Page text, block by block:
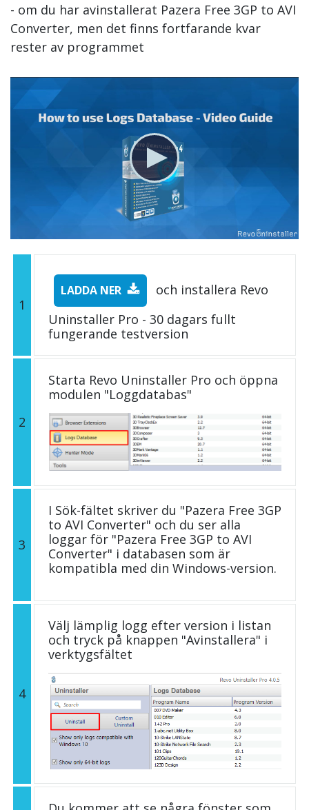
- om du har avinstallerat Pazera Free 3GP to AVI
Converter, men det finns fortfarande kvar
rester av programmet
1
LADDA NER
och installera Revo
Uninstaller Pro - 30 dagars fullt
fungerande testversion
2
Starta Revo Uninstaller Pro och öppna
modulen "Loggdatabas"
3
I Sök-fältet skriver du "Pazera Free 3GP
to AVI Converter" och du ser alla
loggar för "Pazera Free 3GP to AVI
Converter" i databasen som är
kompatibla med din Windows-version.
4
Välj lämplig logg efter version i listan
och tryck på knappen "Avinstallera" i
verktygsfältet